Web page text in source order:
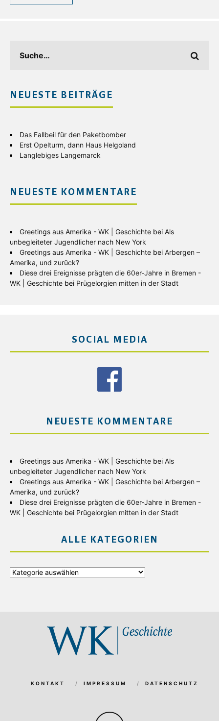
NEUESTE BEITRÄGE
Das Fallbeil für den Paketbomber
Erst Opelturm, dann Haus Helgoland
Langlebiges Langemarck
NEUESTE KOMMENTARE
Greetings aus Amerika - WK | Geschichte bei Als
unbegleiteter Jugendlicher nach New York
Greetings aus Amerika - WK | Geschichte bei Arbergen –
Amerika, und zurück?
Diese drei Ereignisse prägten die 60er-Jahre in Bremen -
WK | Geschichte bei Prügelorgien mitten in der Stadt
SOCIAL MEDIA
NEUESTE KOMMENTARE
Greetings aus Amerika - WK | Geschichte bei Als
unbegleiteter Jugendlicher nach New York
Greetings aus Amerika - WK | Geschichte bei Arbergen –
Amerika, und zurück?
Diese drei Ereignisse prägten die 60er-Jahre in Bremen -
WK | Geschichte bei Prügelorgien mitten in der Stadt
ALLE KATEGORIEN
Alle
KONTAKT IMPRESSUM DATENSCHUTZ